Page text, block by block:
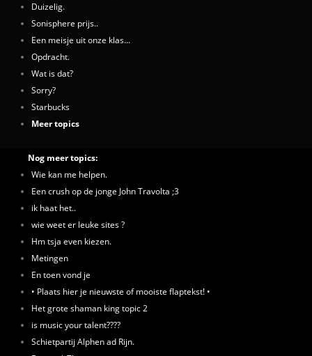
Duizelig.
Sonisphere prijs..
Een meisje uit onze klas...
Opdracht.
Wat is dat?
Sorry?
Starbucks
Meer topics
Nog meer topics:
Wie kan me helpen.
Een crush op de jonge John Travolta ;3
ik haat het..
wie weet er leuke sites ?
Hm tsja even kiezen.
Metingen
En toen vond je
• Plaats hier je nieuwste of mooiste flaptekst! •
Het grote shaman king topic 2
is music your talent????
Schietpartij Alphen ad Rijn.